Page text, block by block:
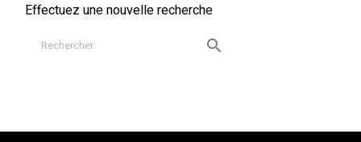
Effectuez une nouvelle recherche
